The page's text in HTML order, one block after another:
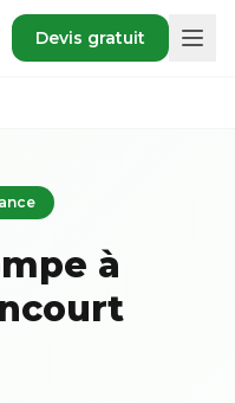
Devis gratuit
à